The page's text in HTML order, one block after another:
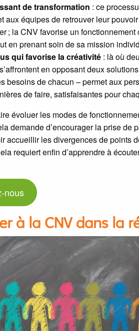
de transformation : ce
aux équipes de retrouver leur
; la CNV favorise un
en prenant soin de sa mission
qui favorise la créativité: là où
en opposant deux
besoins de chacun – permet aux
de faire, satisfaisantes pour
évoluer les modes de
demande d’encourager la prise
accueillir les divergences de points
requiert enfin d’apprendre à
nous
à la CNV dans la